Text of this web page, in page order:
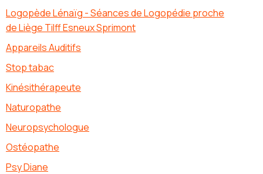
Logopède Lénaïg - Séances de Logopédie proche
de Liège Tilff Esneux Sprimont
Appareils Auditifs
Stop tabac
Kinésithérapeute
Naturopathe
Neuropsychologue
Ostéopathe
Psy Diane